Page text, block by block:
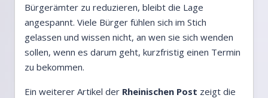
Bürgerämter zu reduzieren, bleibt die Lage
angespannt. Viele Bürger fühlen sich im Stich
gelassen und wissen nicht, an wen sie sich wenden
sollen, wenn es darum geht, kurzfristig einen Termin
zu bekommen.
Ein weiterer Artikel der Rheinischen Post zeigt die